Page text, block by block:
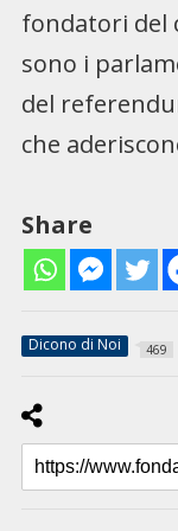
fondatori del
sono i
del
che
Share
Dicono di Noi 469